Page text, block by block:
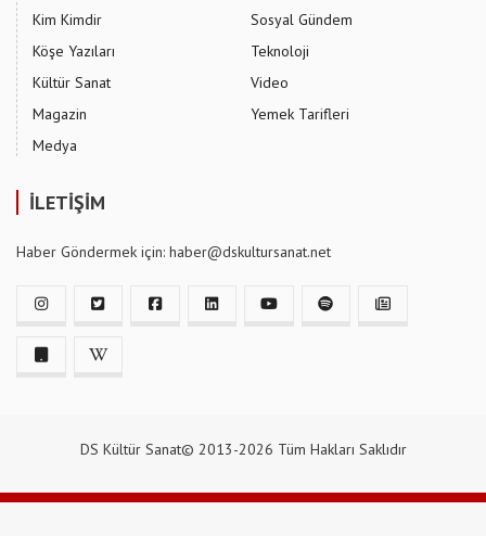
Kim Kimdir
Köşe Yazıları
Kültür Sanat
Magazin
Medya
Sosyal Gündem
Teknoloji
Video
Yemek Tarifleri
İLETİŞİM
Haber Göndermek için: haber@dskultursanat.net
DS Kültür Sanat© 2013-2026 Tüm Hakları Saklıdır